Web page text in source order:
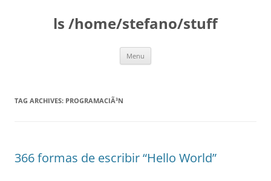
ls /home/stefano/stuff
Menu
TAG ARCHIVES: PROGRAMACIÃ³N
366 formas de escribir “Hello World”